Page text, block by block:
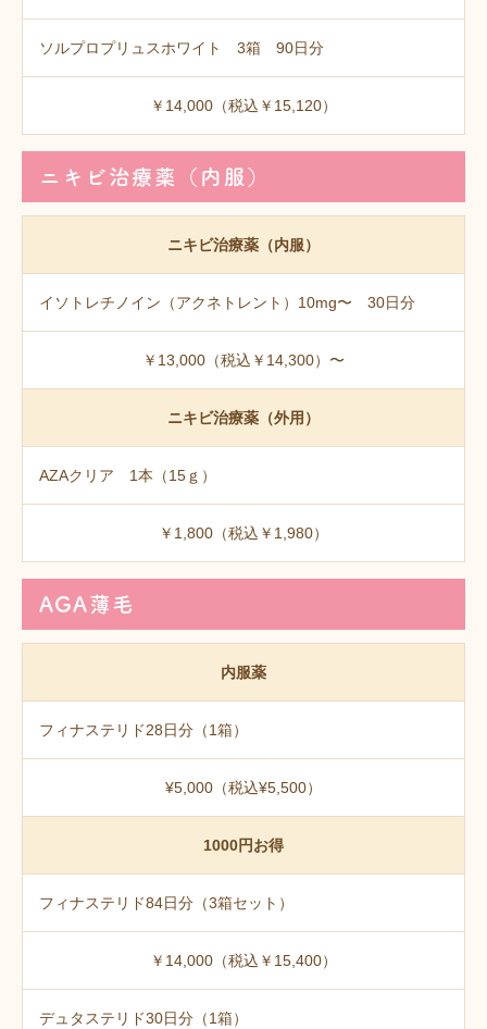
ソルプロプリュスホワイト 3箱 90日分
￥14,000（税込￥15,120）
ニキビ治療薬（内服）
ニキビ治療薬（内服）
イソトレチノイン（アクネトレント）10mg〜 30日分
￥13,000（税込￥14,300）〜
ニキビ治療薬（外用）
AZAクリア 1本（15ｇ）
￥1,800（税込￥1,980）
AGA薄毛
内服薬
フィナステリド28日分（1箱）
¥5,000（税込¥5,500）
1000円お得
フィナステリド84日分（3箱セット）
￥14,000（税込￥15,400）
デュタステリド30日分（1箱）